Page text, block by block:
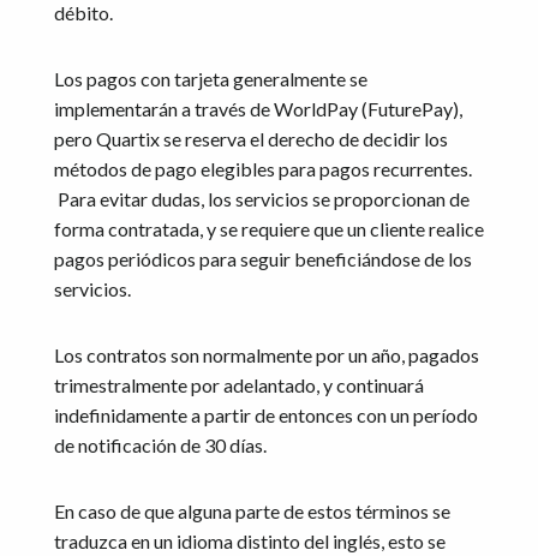
débito.
Los pagos con tarjeta generalmente se
implementarán a través de WorldPay (FuturePay),
pero Quartix se reserva el derecho de decidir los
métodos de pago elegibles para pagos recurrentes.
Para evitar dudas, los servicios se proporcionan de
forma contratada, y se requiere que un cliente realice
pagos periódicos para seguir beneficiándose de los
servicios.
Los contratos son normalmente por un año, pagados
trimestralmente por adelantado, y continuará
indefinidamente a partir de entonces con un período
de notificación de 30 días.
En caso de que alguna parte de estos términos se
traduzca en un idioma distinto del inglés, esto se